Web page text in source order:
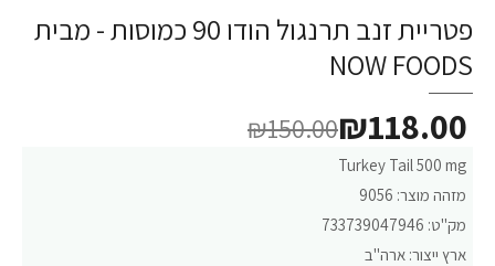
פטריית זנב תרנגול הודו 90 כמוסות - מבית
NOW FOODS
Turkey Tail 500 mg
מזהה מוצר: 9056
מק"ט: 733739047946
ארץ ייצור: ארה"ב
₪118.00
₪150.00